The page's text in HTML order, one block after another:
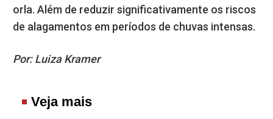
orla. Além de reduzir significativamente os riscos
de alagamentos em períodos de chuvas intensas.
Por: Luiza Kramer
Veja mais